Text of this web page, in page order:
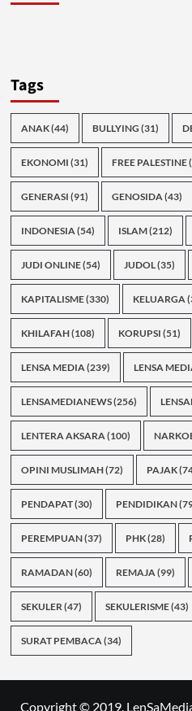
Tags
ANAK(44) BULLYING (31)
EKONOMI (31) FREE PALESTINE
GENERASI (91) GENOSIDA(43)
INDONESIA(54) ISLAM(212)
JUDI ONLINE(54) JUDOL(35)
KAPITALISME(330) KELUARGA
KHILAFAH(108) KORUPSI (51)
LENSA MEDIA(239) LENSA
LENSAMEDIANEWS(256)
LENTERA AKSARA(100)
OPINI MUSLIMAH(72) PAJAK
PENDAPAT(30) PENDIDIKAN
PEREMPUAN(37) PHK(28)
RAMADAN(60) REMAJA(99)
SEKULER(47) SEKULERISME(43)
SURAT PEMBACA(34)
Copyright © 2019.